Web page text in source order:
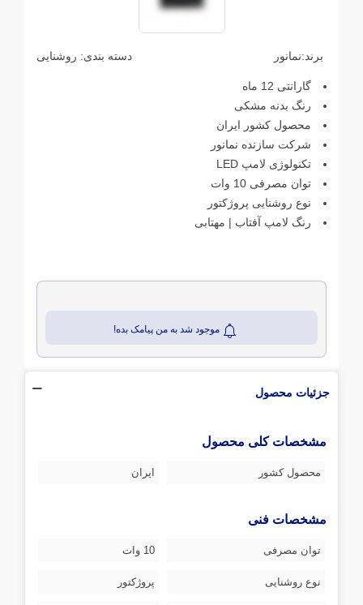
برند:نمانور دسته بندی: روشنایی
گارانتی 12 ماه
رنگ بدنه مشکی
محصول کشور ایران
شرکت سازنده نمانور
تکنولوژی لامپ LED
توان مصرفی 10 وات
نوع روشنایی پروژکتور
رنگ لامپ آفتاب | مهتابی
موجود شد به من پیامک بده!
جزئیات محصول
مشخصات کلی محصول
محصول کشور ایران
مشخصات فنی
توان مصرفی 10 وات
نوع روشنایی پروژکتور